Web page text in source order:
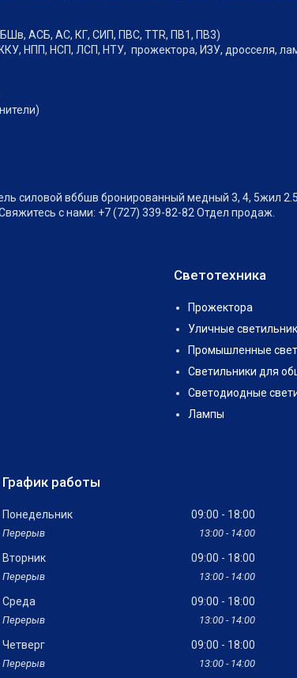
АСБ, АС, КГ, СИП, ПВС, TTR, ПВ1, ПВ3)
НПП, НСП, ЛСП, НТУ, прожектора, ИЗУ, дросселя,
силовой вббшв бронированный медный 3, 4, 5жил 2.5,
с нами: +7 (727) 339-82-82 Отдел продаж.
Светотехника
Прожектора
Уличные
Промышленные
Светильники для
Светодиодные
Лампы
График работы
Понедельник 09:00 18:00
13:00 14:00
Вторник 09:00 18:00
13:00 14:00
Среда 09:00 18:00
13:00 14:00
Четверг 09:00 18:00
13:00 14:00